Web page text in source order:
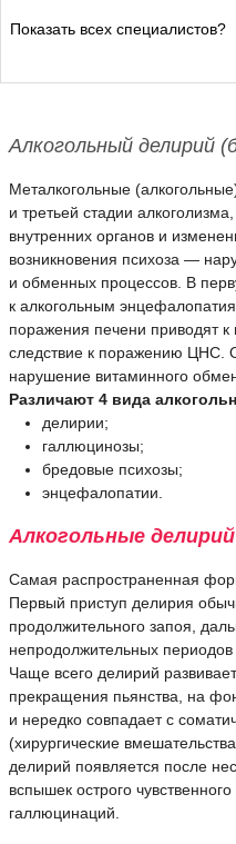
Показать всех специалистов?
Алкогольный делирий
Металкогольные
и третьей стадии
внутренних органов и
возникновения психоза —
и обменных процессов. В
к алкогольным
поражения печени приводят
следствие к поражению ЦНС.
нарушение витаминного
Различают 4 вида
делирии;
галлюцинозы;
бредовые психозы;
энцефалопатии.
Алкогольные
Cамая распространенная
Первый приступ делирия
продолжительного запоя,
непродолжительных периодов
Чаще всего делирий
прекращения пьянства, на
и нередко совпадает с
(хирургические
делирий появляется после
вспышек острого
галлюцинаций.